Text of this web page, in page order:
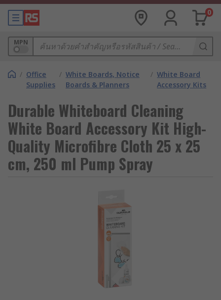
0
MPN
/ Office
Supplies
/ White Boards, Notice
Boards & Planners
/ White Board
Accessory Kits
Durable Whiteboard Cleaning
White Board Accessory Kit High-
Quality Microfibre Cloth 25 x 25
cm, 250 ml Pump Spray